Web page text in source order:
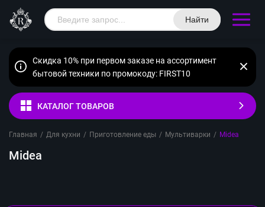
Найти
Скидка 10% при первом заказе на ассортимент
бытовой техники по промокоду: FIRST10
КАТАЛОГ ТОВАРОВ
Главная / Для кухни / Приготовление еды / Мультиварки / Midea
Midea